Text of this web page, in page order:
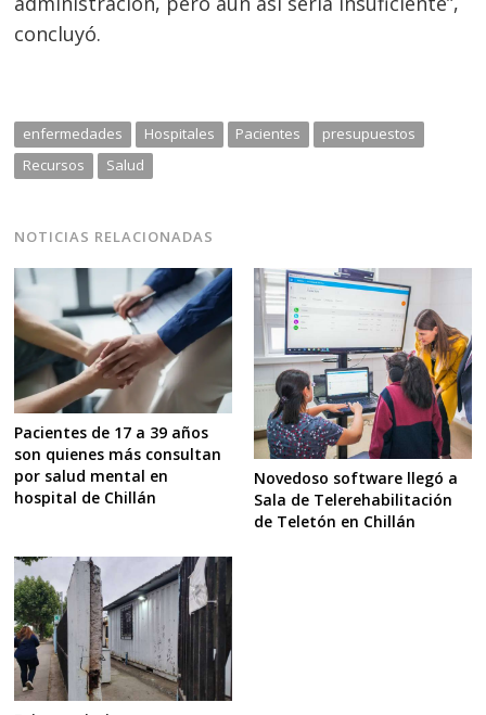
concluyó.
enfermedades Hospitales Pacientes
presupuestos
Recursos
Salud
NOTICIAS RELACIONADAS
Pacientes de 17 a 39 años
son quienes más consultan
por salud mental en
hospital de Chillán
Novedoso software llegó a
Sala de Telerehabilitación
de Teletón en Chillán